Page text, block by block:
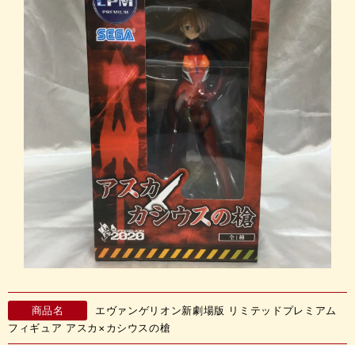
商品名
エヴァンゲリオン新劇場版 リミテッドプレミアム
フィギュア アスカ×カシウスの槍